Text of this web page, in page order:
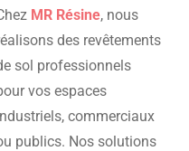
MR Résine, nous
des revêtements
sol professionnels
vos espaces
commerciaux
publics. Nos solutions